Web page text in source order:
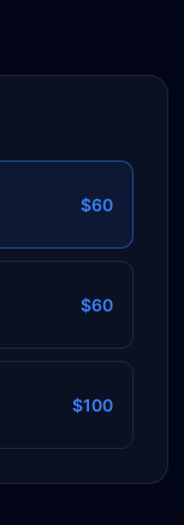
$60
$60
$100